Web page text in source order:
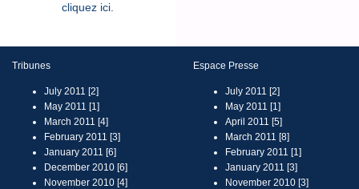
cliquez ici.
Tribunes
July 2011 [2]
May 2011 [1]
March 2011 [4]
February 2011 [3]
January 2011 [6]
December 2010 [6]
November 2010 [4]
Espace Presse
July 2011 [2]
May 2011 [1]
April 2011 [5]
March 2011 [8]
February 2011 [1]
January 2011 [3]
November 2010 [3]